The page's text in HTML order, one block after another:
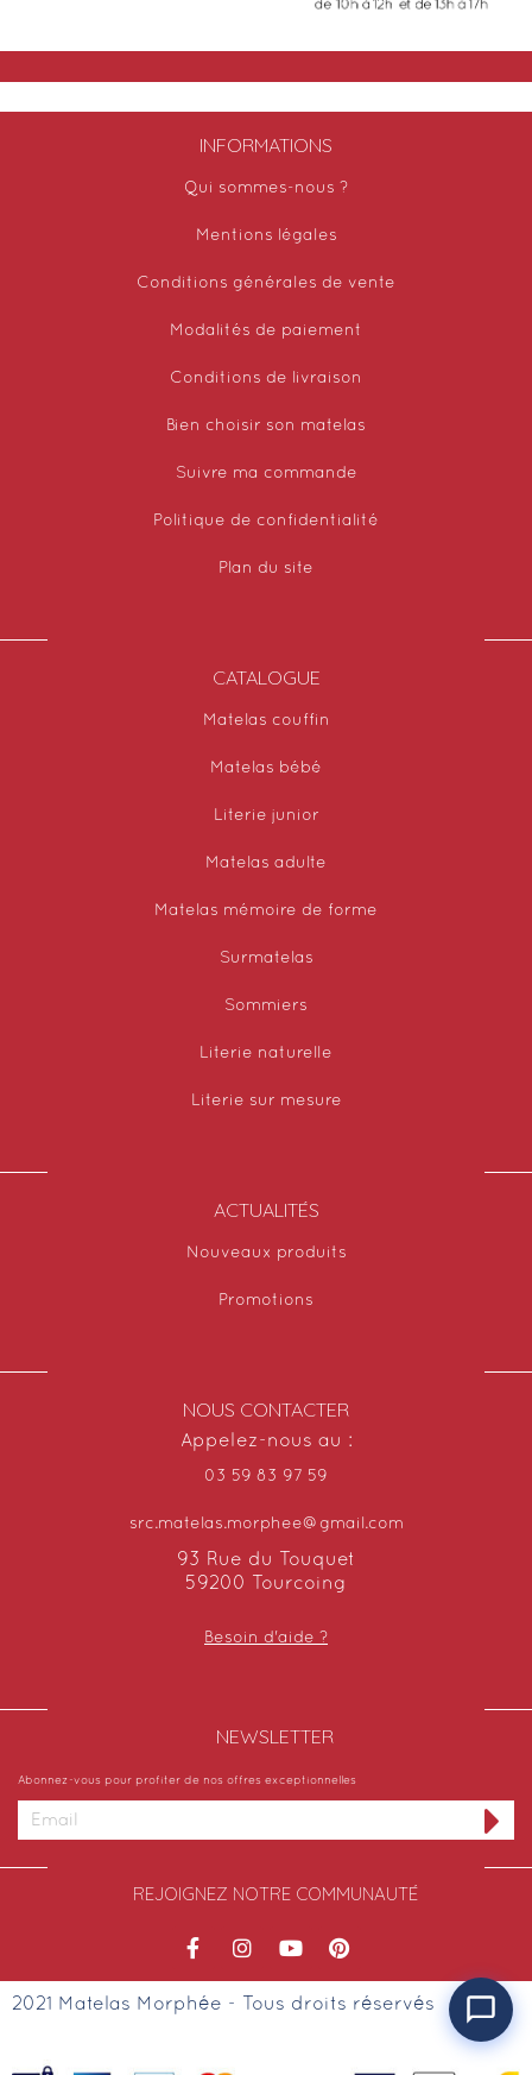
INFORMATIONS
Qui sommes-nous ?
Mentions légales
Conditions générales de vente
Modalités de paiement
Conditions de livraison
Bien choisir son matelas
Suivre ma commande
Politique de confidentialité
Plan du site
CATALOGUE
Matelas couffin
Matelas bébé
Literie junior
Matelas adulte
Matelas mémoire de forme
Surmatelas
Sommiers
Literie naturelle
Literie sur mesure
ACTUALITÉS
Nouveaux produits
Promotions
NOUS CONTACTER
Appelez-nous au :
03 59 83 97 59
src.matelas.morphee@gmail.com
93 Rue du Touquet
59200 Tourcoing
Besoin d'aide ?
NEWSLETTER​
Abonnez-vous pour profiter de nos offres exceptionnelles
REJOIGNEZ NOTRE COMMUNAUTÉ
2021 Matelas Morphée - Tous droits réservés